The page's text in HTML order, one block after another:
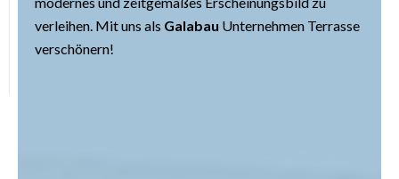
verleihen. Mit uns als Galabau Unternehmen Terrasse
verschönern!